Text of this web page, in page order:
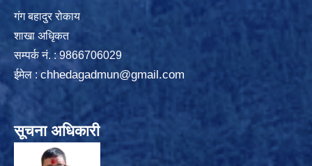
गंग बहादुर रोकाय
शाखा अधिृकत
सम्पर्क न‌ं. : 9866706029
ईमेल : chhedagadmun@gmail.com
सूचना अधिकारी